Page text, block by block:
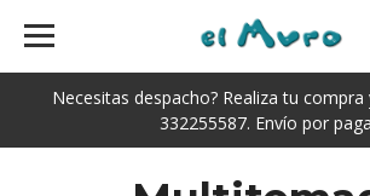
Necesitas despacho? Realiza tu
332255587. Envío por